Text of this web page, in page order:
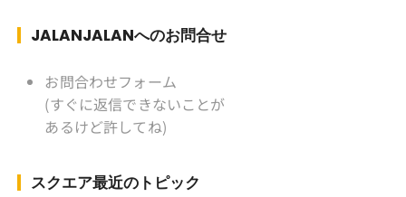
ク ソフトボール
監督 BKKソフトボール「おぼん
こぼん 」監督 マレーシア歴：1991年から31年
目 タイ歴 ：2001年から21年目
JALANJALANへのお問合せ
お問合わせフォーム
(すぐに返信できないことが
あるけど許してね)
スクエア最近のトピック